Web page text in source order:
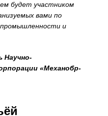
будет участником
вами по
и
Научно-
«Механобр-